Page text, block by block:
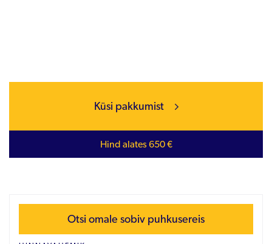
Küsi pakkumist
Hind alates 650 €
Otsi omale sobiv puhkusereis